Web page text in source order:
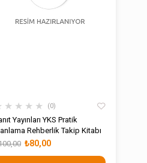
★ ★ ★ ★ 0
Yayınları YKS Pratik
Rehberlik Takip Kitabı
₺80,00